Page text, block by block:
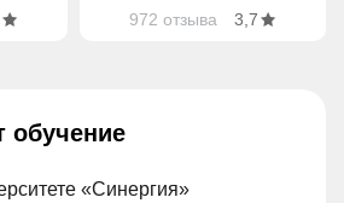
972 отзыва
3,7
обучение
«Синергия»